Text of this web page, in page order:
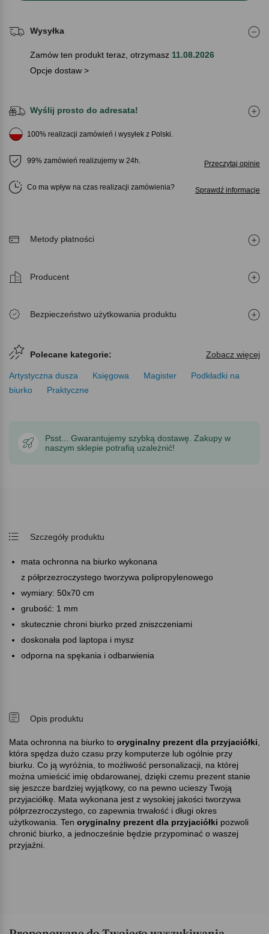
Wysyłka
Zamów ten produkt teraz, otrzymasz 11.08.2026
Opcje dostaw >
Wyślij prosto do adresata!
100% realizacji zamówień i wysyłek z Polski.
99% zamówień realizujemy w 24h. Przeczytaj opinie
Co ma wpływ na czas realizacji zamówienia Sprawdź informacje
Metody płatności
Producent
Bezpieczeństwo użytkowania produktu
Polecane kategorie: Zobacz więcej
Artystyczna dusza Księgowa Magister
Podkładki na
biurko
Praktyczne
Psst... Gwarantujemy szybką dostawę. Zakupy w
naszym sklepie potrafią uzależnić!
Szczegóły produktu
mata ochronna na biurko wykonana
z półprzezroczystego tworzywa polipropylenowego
wymiary: 50x70 cm
grubość: 1 mm
skutecznie chroni biurko przed zniszczeniami
doskonała pod laptopa i mysz
odporna na spękania i odbarwienia
Opis produktu
Mata ochronna na biurko to oryginalny prezent dla przyjaciółki
która spędza dużo czasu przy komputerze lub ogólnie przy
biurku. Co ją wyróżnia, to możliwość personalizacji, na której
można umieścić imię obdarowanej, dzięki czemu prezent stanie
się jeszcze bardziej wyjątkowy, co na pewno ucieszy Twoją
przyjaciółkę. Mata wykonana jest z wysokiej jakości tworzywa
półprzezroczystego, co zapewnia trwałość i długi okres
użytkowania. Ten oryginalny prezent dla przyjaciółki pozwoli
chronić biurko, a jednocześnie będzie przypominać o waszej
przyjaźni.